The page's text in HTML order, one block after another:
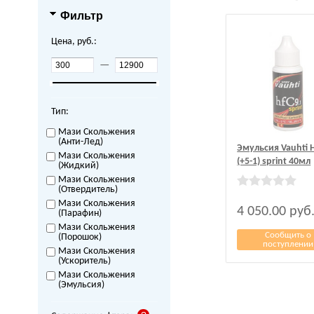
Фильтр
Цена, руб.:
—
Тип:
Мази Скольжения
(Анти-Лед)
Мази Скольжения
(Жидкий)
Мази Скольжения
(Отвердитель)
Мази Скольжения
(Парафин)
Мази Скольжения
(Порошок)
Мази Скольжения
(Ускоритель)
Мази Скольжения
(Эмульсия)
Эмульсия Vauhti
(+5-1) sprint 40мл
4 050.00 руб.
Сообщить о
поступлении